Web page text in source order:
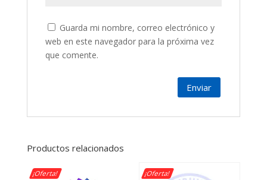
Guarda mi nombre, correo electrónico y
web en este navegador para la próxima vez
que comente.
Productos relacionados
¡Oferta! ¡Oferta!